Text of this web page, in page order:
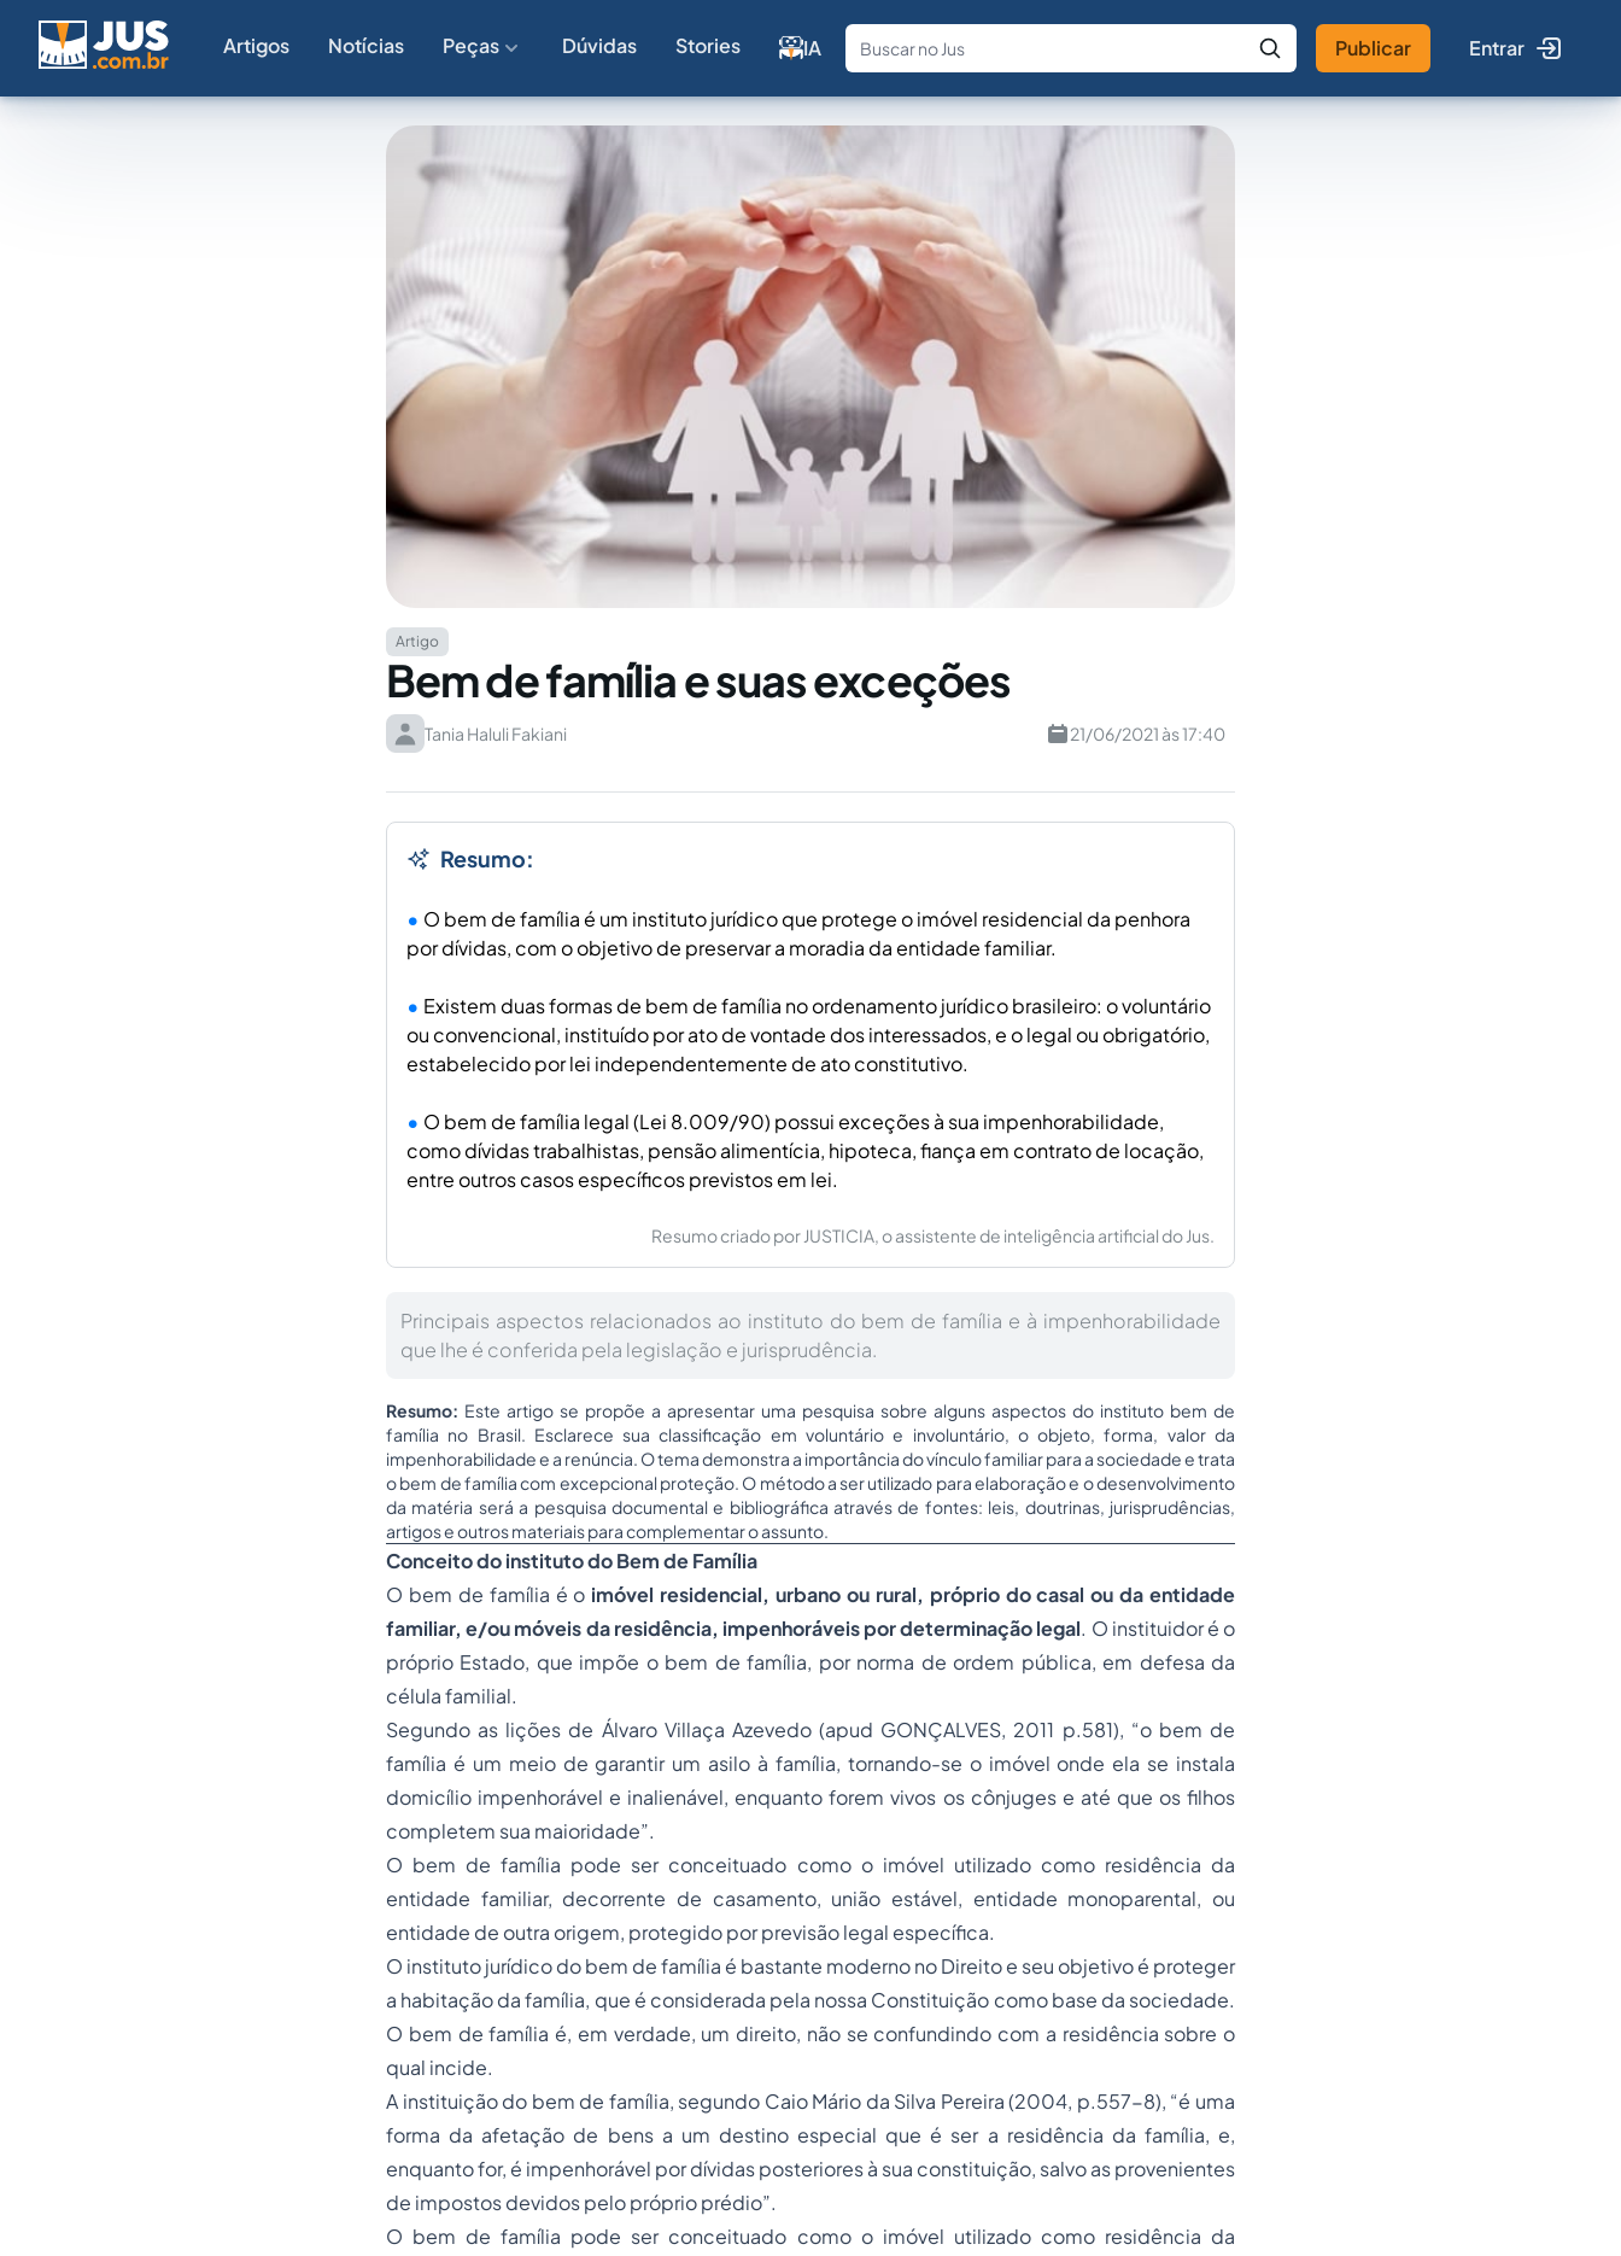
Artigos Notícias Peças Dúvidas Stories IA
Fale com a IA Buscar no Jus
Publicar Entrar
Artigo
Bem de família e suas exceções
Tania Haluli Fakiani 21/06/2021 às 17:40
Resumo:
O bem de família é um instituto jurídico que protege o imóvel residencial da penhora
por dívidas, com o objetivo de preservar a moradia da entidade familiar.
Existem duas formas de bem de família no ordenamento jurídico brasileiro: o voluntário
ou convencional, instituído por ato de vontade dos interessados, e o legal ou obrigatório,
estabelecido por lei independentemente de ato constitutivo.
O bem de família legal (Lei 8.009/90) possui exceções à sua impenhorabilidade,
como dívidas trabalhistas, pensão alimentícia, hipoteca, fiança em contrato de locação,
entre outros casos específicos previstos em lei.
Resumo criado por JUSTICIA, o assistente de inteligência artificial do Jus.
Principais aspectos relacionados ao instituto do bem de família e à impenhorabilidade
que lhe é conferida pela legislação e jurisprudência.
Resumo: Este artigo se propõe a apresentar uma pesquisa sobre alguns aspectos do instituto bem de
família no Brasil. Esclarece sua classificação em voluntário e involuntário, o objeto, forma, valor da
impenhorabilidade e a renúncia. O tema demonstra a importância do vínculo familiar para a sociedade e trata
o bem de família com excepcional proteção. O método a ser utilizado para elaboração e o desenvolvimento
da matéria será a pesquisa documental e bibliográfica através de fontes: leis, doutrinas, jurisprudências,
artigos e outros materiais para complementar o assunto.
Conceito do instituto do Bem de Família
O bem de família é o imóvel residencial, urbano ou rural, próprio do casal ou da entidade
familiar, e/ou móveis da residência, impenhoráveis por determinação legal. O instituidor é o
próprio Estado, que impõe o bem de família, por norma de ordem pública, em defesa da
célula familial.
Segundo as lições de Álvaro Villaça Azevedo (apud GONÇALVES, 2011 p.581), “o bem de
família é um meio de garantir um asilo à família, tornando-se o imóvel onde ela se instala
domicílio impenhorável e inalienável, enquanto forem vivos os cônjuges e até que os filhos
completem sua maioridade”.
O bem de família pode ser conceituado como o imóvel utilizado como residência da
entidade familiar, decorrente de casamento, união estável, entidade monoparental, ou
entidade de outra origem, protegido por previsão legal específica.
O instituto jurídico do bem de família é bastante moderno no Direito e seu objetivo é proteger
a habitação da família, que é considerada pela nossa Constituição como base da sociedade.
O bem de família é, em verdade, um direito, não se confundindo com a residência sobre o
qual incide.
A instituição do bem de família, segundo Caio Mário da Silva Pereira (2004, p.557-8), “é uma
forma da afetação de bens a um destino especial que é ser a residência da família, e,
enquanto for, é impenhorável por dívidas posteriores à sua constituição, salvo as provenientes
de impostos devidos pelo próprio prédio”.
O bem de família pode ser conceituado como o imóvel utilizado como residência da